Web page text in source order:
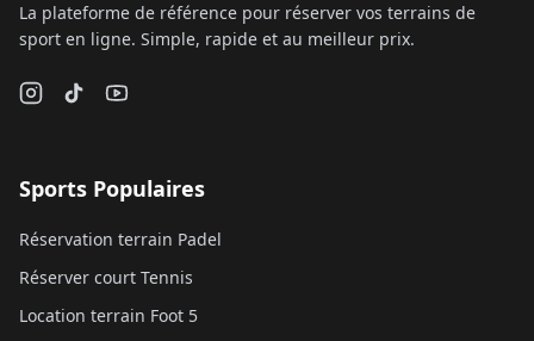
La plateforme de référence pour réserver vos terrains de
sport en ligne. Simple, rapide et au meilleur prix.
Sports Populaires
Réservation terrain Padel
Réserver court Tennis
Location terrain Foot 5